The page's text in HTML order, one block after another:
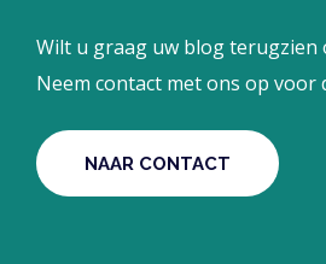
Wilt u graag uw blog terugzien
Neem contact met ons op voor
NAAR CONTACT